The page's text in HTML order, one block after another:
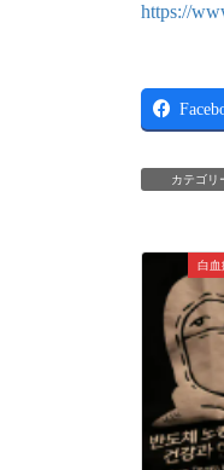
https://
カテゴリ
白血